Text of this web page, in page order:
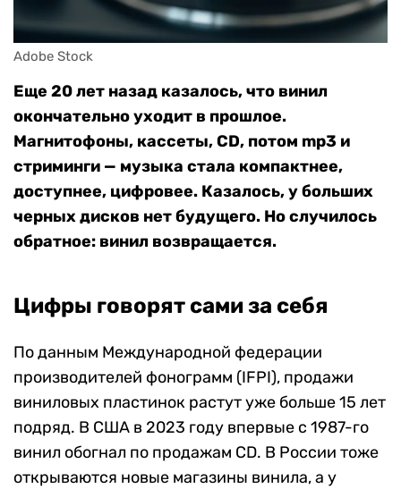
Adobe Stock
Еще 20 лет назад казалось, что винил
окончательно уходит в прошлое.
Магнитофоны, кассеты, CD, потом mp3 и
стриминги — музыка стала компактнее,
доступнее, цифровее. Казалось, у больших
черных дисков нет будущего. Но случилось
обратное: винил возвращается.
Цифры говорят сами за себя
По данным Международной федерации
производителей фонограмм (IFPI), продажи
виниловых пластинок растут уже больше 15 лет
подряд. В США в 2023 году впервые с 1987-го
винил обогнал по продажам CD. В России тоже
открываются новые магазины винила, а у